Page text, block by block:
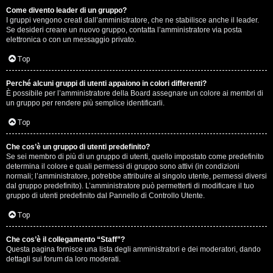
Come divento leader di un gruppo?
I gruppi vengono creati dall’amministratore, che ne stabilisce anche il leader.
Se desideri creare un nuovo gruppo, contatta l’amministratore via posta
elettronica o con un messaggio privato.
Top
Perché alcuni gruppi di utenti appaiono in colori differenti?
È possibile per l’amministratore della Board assegnare un colore ai membri di
un gruppo per rendere più semplice identificarli.
Top
Che cos’è un gruppo di utenti predefinito?
Se sei membro di più di un gruppo di utenti, quello impostato come predefinito
determina il colore e quali permessi di gruppo sono attivi (in condizioni
normali; l’amministratore, potrebbe attribuire al singolo utente, permessi diversi
dal gruppo predefinito). L’amministratore può permetterti di modificare il tuo
gruppo di utenti predefinito dal Pannello di Controllo Utente.
Top
Che cos’è il collegamento “Staff”?
Questa pagina fornisce una lista degli amministratori e dei moderatori, dando
dettagli sui forum da loro moderati.
D
i
t
u
t
t
o
u
n
p
ò